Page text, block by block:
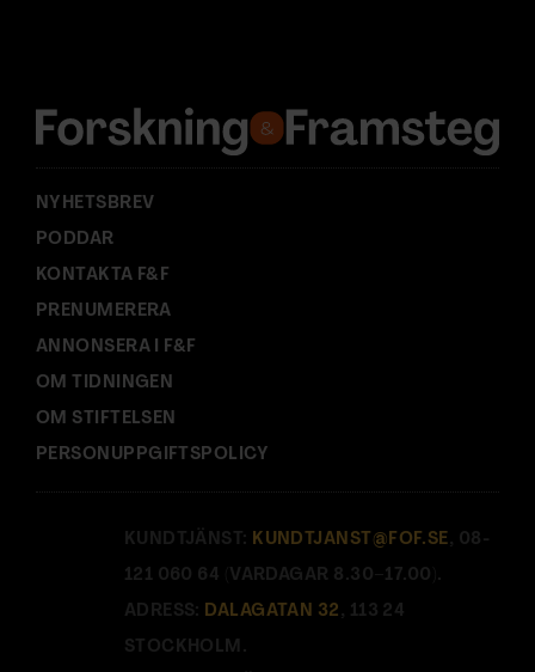
s
:
NYHETSBREV
PODDAR
KONTAKTA F&F
PRENUMERERA
ANNONSERA I F&F
OM TIDNINGEN
OM STIFTELSEN
PERSONUPPGIFTSPOLICY
KUNDTJÄNST: KUNDTJANST@FOF.SE , 08-
121 060 64 (VARDAGAR 8.30–17.00).
ADRESS: DALAGATAN 32 , 113 24
STOCKHOLM.